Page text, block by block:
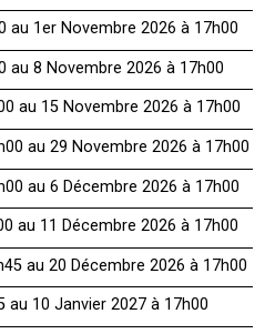
au 1er Novembre 2026 à 17h00
au 8 Novembre 2026 à 17h00
au 15 Novembre 2026 à 17h00
au 29 Novembre 2026 à 17h00
au 6 Décembre 2026 à 17h00
au 11 Décembre 2026 à 17h00
au 20 Décembre 2026 à 17h00
au 10 Janvier 2027 à 17h00